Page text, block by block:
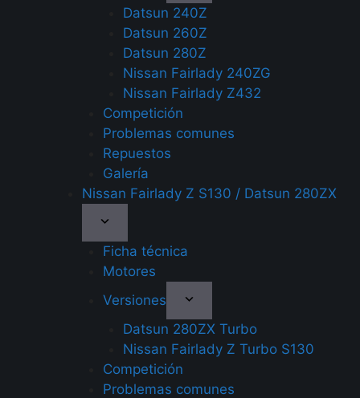
Datsun 240Z
Datsun 260Z
Datsun 280Z
Nissan Fairlady 240ZG
Nissan Fairlady Z432
Competición
Problemas comunes
Repuestos
Galería
Nissan Fairlady Z S130 / Datsun 280ZX
Ficha técnica
Motores
Versiones
Datsun 280ZX Turbo
Nissan Fairlady Z Turbo S130
Competición
Problemas comunes